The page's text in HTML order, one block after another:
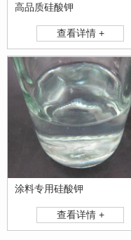
高品质硅酸钾
查看详情 +
涂料专用硅酸钾
查看详情 +